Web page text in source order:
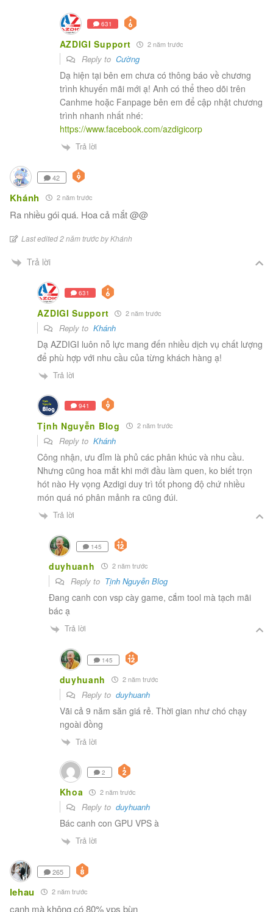
631
AZDIGI Support 2 năm trước
Reply to Cường
Dạ hiện tại bên em chưa có thông báo về chương
trình khuyến mãi mới ạ! Anh có thể theo dõi trên
Canhme hoặc Fanpage bên em để cập nhật chương
trình nhanh nhất nhé:
https://www.facebook.com/azdigicorp
Trả lời
42
Khánh 2 năm trước
Ra nhiều gói quá. Hoa cả mắt @@
Last edited 2 năm trước by Khánh
Trả lời
631
AZDIGI Support 2 năm trước
Reply toKhánh
Dạ AZDIGI luôn nỗ lực mang đến nhiều dịch vụ chất lượng
để phù hợp với nhu cầu của từng khách hàng ạ!
Trả lời
941
Tịnh Nguyễn Blog 2 năm trước
Reply toKhánh
Công nhận, ưu đỉm là phủ các phân khúc và nhu cầu.
Nhưng cũng hoa mắt khi mới đầu làm quen, ko biết trọn
hót nào Hy vọng Azdigi duy trì tốt phong độ chứ nhiều
món quá nó phân mảnh ra cũng đúi.
Trả lời
145
duyhuanh 2 năm trước
Reply to Tịnh Nguyễn Blog
Đang canh con vsp cày game, cắm tool mà tạch mãi
bác ạ
Trả lời
145
duyhuanh 2 năm trước
Reply to duyhuanh
Vãi cả 9 năm săn giá rẻ. Thời gian như chó chạy
ngoài đồng
Trả lời
2
Khoa 2 năm trước
Reply to duyhuanh
Bác canh con GPU VPS à
Trả lời
265
lehau 2 năm trước
canh mà không có 80% vps bùn